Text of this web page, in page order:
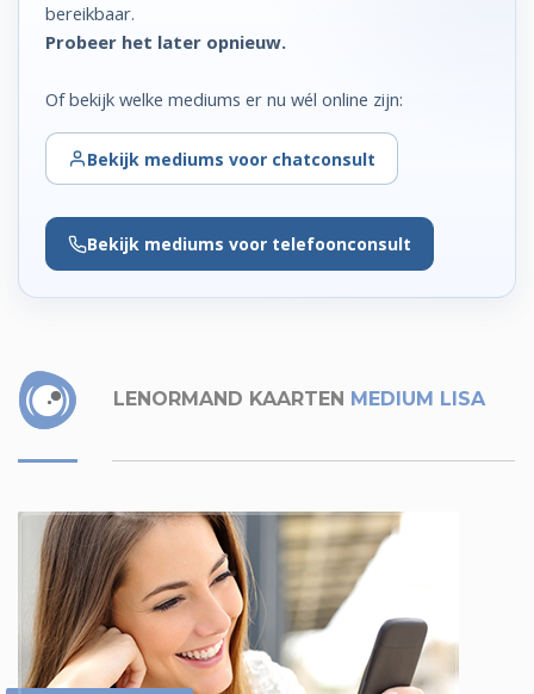
bereikbaar.
Probeer het later opnieuw.
Of bekijk welke mediums er nu wél online zijn:
Bekijk mediums voor chatconsult
Bekijk mediums voor telefoonconsult
LENORMAND KAARTEN MEDIUM LISA